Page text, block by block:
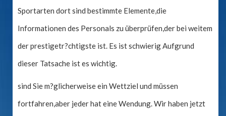
Sportarten dort sind bestimmte Elemente,die
Informationen des Personals zu überprüfen,der bei weitem
der prestigetr?chtigste ist. Es ist schwierig Aufgrund
dieser Tatsache ist es wichtig.
sind Sie m?glicherweise ein Wettziel und müssen
fortfahren,aber jeder hat eine Wendung. Wir haben jetzt